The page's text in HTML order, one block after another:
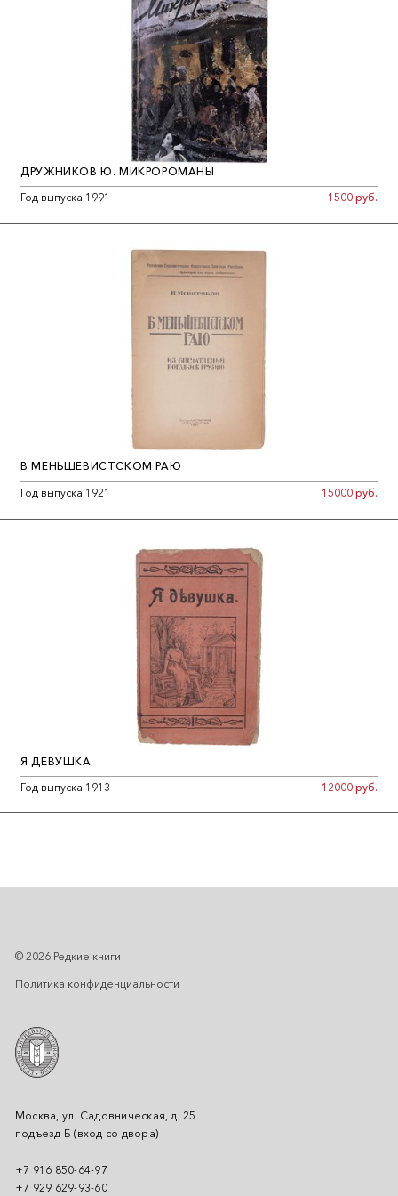
сочинений, посвященных описанию деятельности С.О.
Макарова» (с. 549-550).
ДРУЖНИКОВ Ю. МИКРОРОМАНЫ
Год выпуска 1991
1500 руб.
В МЕНЬШЕВИСТСКОМ РАЮ
Год выпуска 1921
15000 руб.
Я ДЕВУШКА
Год выпуска 1913
12000 руб.
Москва, ул. Садовническая, д. 25
подъезд Б (вход со двора)
+7 916 850-64-97
+7 929 629-93-60
© 2026 Редкие книги
Политика конфиденциальности